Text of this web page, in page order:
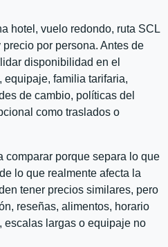
hotel, vuelo redondo, ruta SCL
por persona. Antes de
disponibilidad en el
equipaje, familia tarifaria,
de cambio, políticas del
como traslados o
comparar porque separa lo que
lo que realmente afecta la
tener precios similares, pero
reseñas, alimentos, horario
escalas largas o equipaje no